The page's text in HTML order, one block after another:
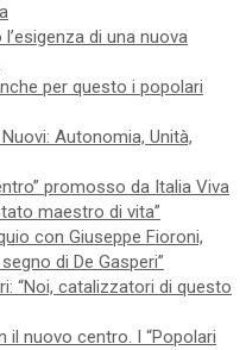
di una nuova
per questo i popolari
Autonomia, Unità,
promosso da Italia Viva
maestro di vita”
con Giuseppe Fioroni,
di De Gasperi”
“Noi, catalizzatori di questo
il nuovo centro. I “Popolari